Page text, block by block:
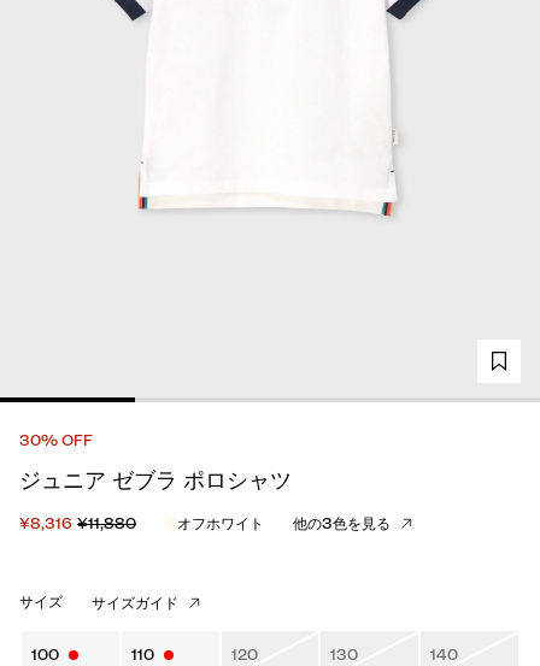
30% OFF
ジュニア ゼブラ ポロシャツ
¥8,316 ¥11,880 オフホワイト 他の3色を見る
サイズ サイズガイド
100 110 120 130 140